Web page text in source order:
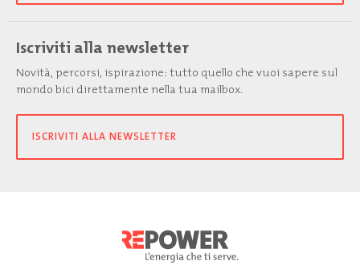
Iscriviti alla newsletter
Novità, percorsi, ispirazione: tutto quello che vuoi sapere sul
mondo bici direttamente nella tua mailbox.
ISCRIVITI ALLA NEWSLETTER